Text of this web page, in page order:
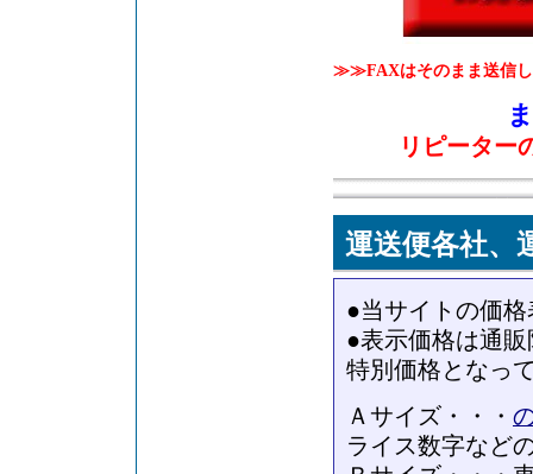
≫≫FAXはそのまま送信し
リピーター
運送便各社、
●当サイトの価
●表示価格は通
特別価格となっ
Ａサイズ・・・
ライス数字など